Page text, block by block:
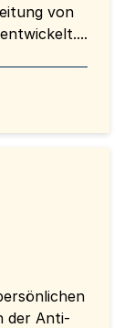
von
der Anti-